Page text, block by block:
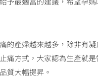
的產婦越來越多，除非有
痛方式，大家認為生產就
質大幅提昇。